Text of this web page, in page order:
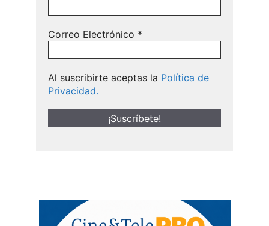
Correo Electrónico *
Al suscribirte aceptas la Política de
Privacidad.